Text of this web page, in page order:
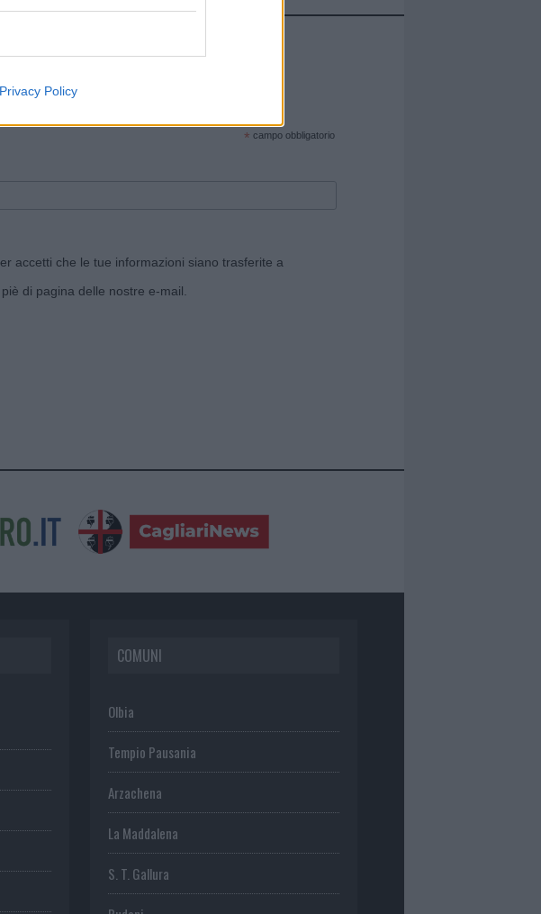
Privacy Policy
ultime notizie pubblicate sul sito web!
* campo obbligatorio
accetti che le tue informazioni siano trasferite a
di pagina delle nostre e-mail.
COMUNI
Olbia
Tempio Pausania
Arzachena
La Maddalena
S. T. Gallura